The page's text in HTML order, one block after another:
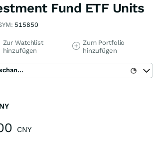
Fund ETF Units
515850
Zur Watchlist
hinzufügen
Zum Portfolio
hinzufügen
Shanghai Stock Exchange
CNY